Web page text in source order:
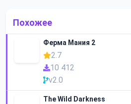
Похожее
Ферма Мания 2
2.7
10 412
v2.0
The Wild Darkness